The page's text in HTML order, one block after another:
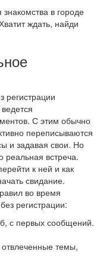
в городе
ждать, найди
регистрации
С этим обычно
переписываются
и задавая свои. Но
реальная встреча.
к ней и как
свидание.
во время
регистрации:
с первых сообщений.
темы,